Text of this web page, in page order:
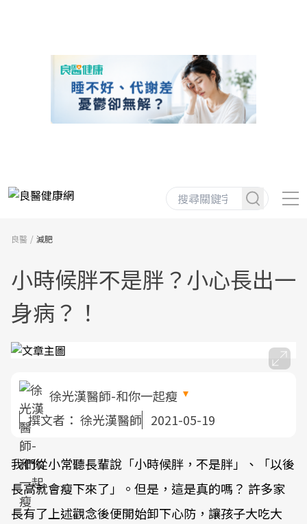
良醫 減肥
小時候胖不是胖？小心長出一
身病？！
徐光漢醫師-和你一起瘦
撰文者： 徐光漢醫師 2021-05-19
我們從小常聽長輩說「小時候胖，不是胖」、「以後
長高就會瘦下來了」。但是，這是真的嗎？ 許多家
長有了上述觀念後便開始卸下心防，讓孩子大吃大